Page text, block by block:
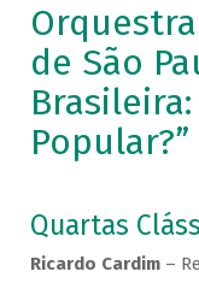
de São
Popular?”
Quartas
Ricardo Cardim –